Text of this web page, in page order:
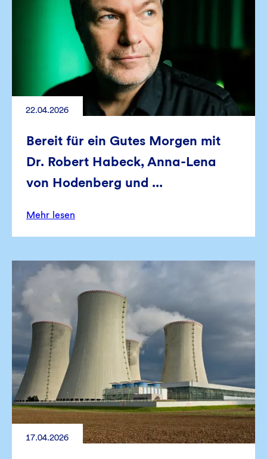
22.04.2026
Bereit für ein Gutes Morgen mit
Dr. Robert Habeck, Anna-Lena
von Hodenberg und ...
Mehr lesen
17.04.2026